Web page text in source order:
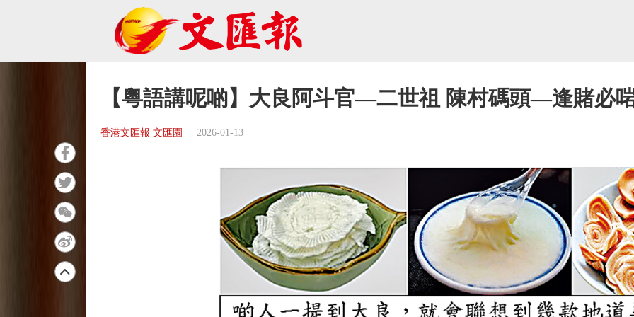
【粵語講呢啲】大良阿斗官—二世祖 陳村碼頭—逢賭必
香港文匯報 文匯園 2026-01-13